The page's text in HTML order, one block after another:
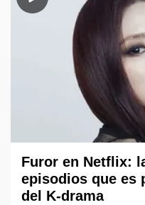
Furor en Netflix:
episodios que es
del K-drama